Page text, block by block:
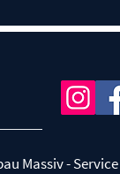
Massiv - Service